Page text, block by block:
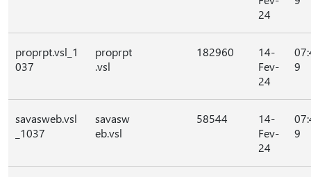
24
proprpt.vsl_1
037
proprpt
.vsl
182960
14-
Fev-
24
9
savasweb.vsl
_1037
savasw
eb.vsl
58544
14-
Fev-
24
9